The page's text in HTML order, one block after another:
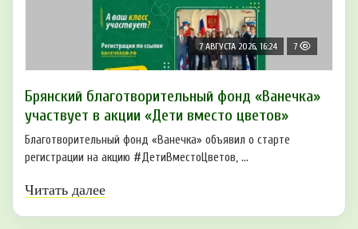
7 АВГУСТА 2026, 16:24 7
Брянский благотворительный фонд «Ванечка»
участвует в акции «Дети вместо цветов»
Благотворительный фонд «Ванечка» объявил о старте
регистрации на акцию #ДетиВместоЦветов, ...
Читать далее